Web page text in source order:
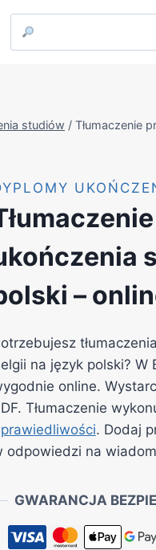
studiów / Tłumaczenie
–
na język polski? W
online.
Tłumaczenie
. Dodaj
odpowiedzi na
GWARANCJA